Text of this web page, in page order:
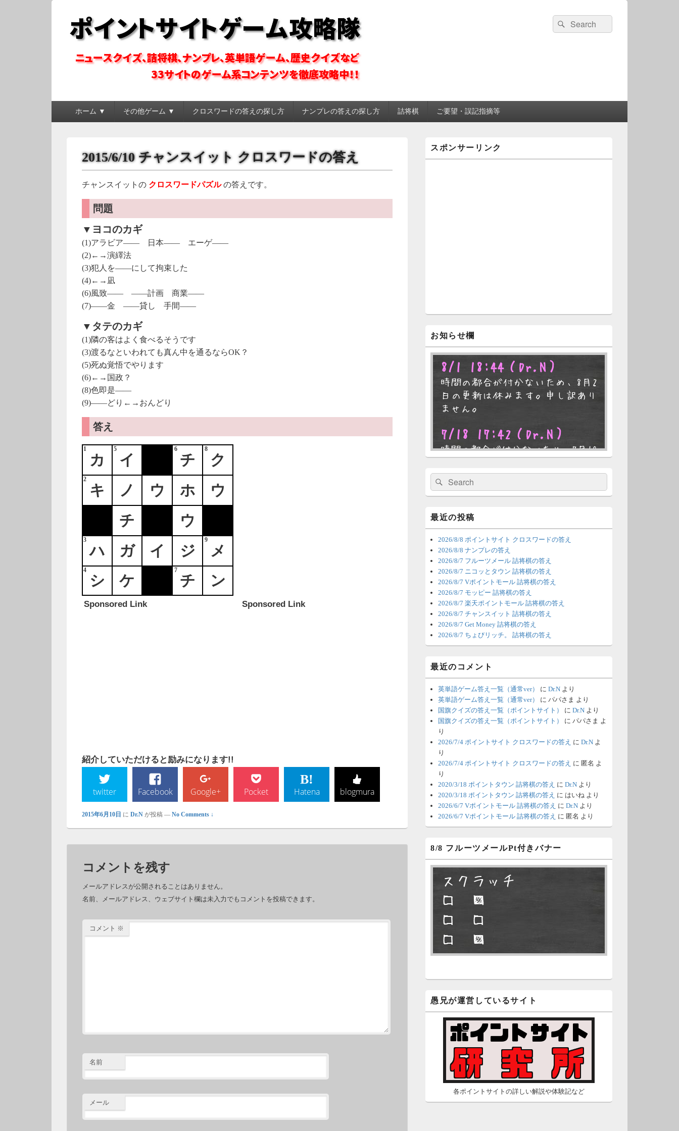
ポイントサイトゲーム攻略隊
検
索:
検
索
ホーム ▼ その他ゲーム ▼ クロスワードの答えの探し方 ナンプレの答えの探し方 詰将棋 ご要望・誤記指摘等
2015/6/10 チャンスイット クロスワードの答え
チャンスイットの クロスワードパズルの答えです。
問題
▼ヨコのカギ
(1)アラビア―― 日本―― エーゲ――
(2)←→演繹法
(3)犯人を――にして拘束した
(4)←→凪
(6)風致―― ――計画 商業――
(7)――金 ――貸し 手間――
▼タテのカギ
(1)隣の客はよく食べるそうです
(3)渡るなといわれても真ん中を通るならOK？
(5)死ぬ覚悟でやります
(6)←→国政？
(8)色即是――
(9)――どり←→おんどり
答え
1 5 6 8
2
3 9
4 7
カ イ チ
ク
キ
ノ ウ ホ
ウ
チ
ウ
ハ
ガ イ ジ
メ
シ
ケ チ ン
Sponsored Link Sponsored Link
紹介していただけると励みになります!!
twitter Facebook Google+ Pocket Hatena blogmura
2015年6月10日 に Dr.N が投稿 — No Comments ↓
コメントを残す
メールアドレスが公開されることはありません。
名前、メールアドレス、ウェブサイト欄は未入力でもコメントを投稿できます。
コメント ※
名前
メール
イ
ン
スポンサーリンク
お知らせ欄
8/1 18:44 （Dr.N）
時間の都合が付かないため、8月2
日の更新は休みます。申し訳あり
ません。
7/18 17:42 （Dr.N）
時間の都合が付かないため、7月19
ません。
7/4 18:54（Dr.N）
時間の都合が付かないため、7月5
日の更新は休みます。申し訳あり
ません。
6/22 2:12（Dr.N）
ちょびリッチが10：00までメンテ
ナンスとのことなので、本日分の
更新は難しいかもしれません。
6/20 18:45 （Dr.N）
ってしまいそうです。申し訳ござ
いません。
6/18 1:39 （Dr.N）
時間の都合が付かないため、6月18
日の更新は休みます。申し訳あり
ません。
6/8 4:39 （Dr.N）
Vポイントモールが6：00までメン
テナンスとのことなので、本日分
の更新は難しいかもしれません。
明日、6月7日分の更新は昼頃にな
ってしまいそうです。申し訳ござ
いません。
6/2 10:04
永久不滅.comの本日分の更新が完
了しました。
6/2 2:22（Dr.N）
新は難しいかもしれません。
5/26 2:52（Dr.N）
時間の都合が付かないため、5月26
日の更新は休みます。申し訳あり
ません。
5/23 16:32（Dr.N）
検
索:
検
索
最近の投稿
2026/8/8 ポイントサイト クロスワードの答え
2026/8/8 ナンプレの答え
2026/8/7 フルーツメール 詰将棋の答え
2026/8/7 ニコッとタウン 詰将棋の答え
2026/8/7 Vポイントモール 詰将棋の答え
2026/8/7 モッピー 詰将棋の答え
2026/8/7 楽天ポイントモール 詰将棋の答え
2026/8/7 チャンスイット 詰将棋の答え
2026/8/7 Get Money 詰将棋の答え
2026/8/7 ちょびリッチ。 詰将棋の答え
最近のコメント
英単語ゲーム答え一覧（通常ver） に Dr.N より
英単語ゲーム答え一覧（通常ver）
に パパさま より
国旗クイズの答え一覧（ポイントサイト）
に Dr.N より
国旗クイズの答え一覧（ポイントサイト）
に パパさま よ
り
2026/7/4 ポイントサイト クロスワードの答え に Dr.N よ
り
2026/7/4 ポイントサイト クロスワードの答え に 匿名 よ
り
2020/3/18 ポイントタウン 詰将棋の答え に Dr.N より
2020/3/18 ポイントタウン 詰将棋の答え に はいね より
2026/6/7 Vポイントモール 詰将棋の答え に Dr.N より
2026/6/7 Vポイントモール 詰将棋の答え に 匿名 より
8/8 フルーツメールPt付きバナー
スクラッチ
□ ■
□ □
□ ■
□ ■
□ ■
□ □
愚兄が運営しているサイト
各ポイントサイトの詳しい解説や体験記など